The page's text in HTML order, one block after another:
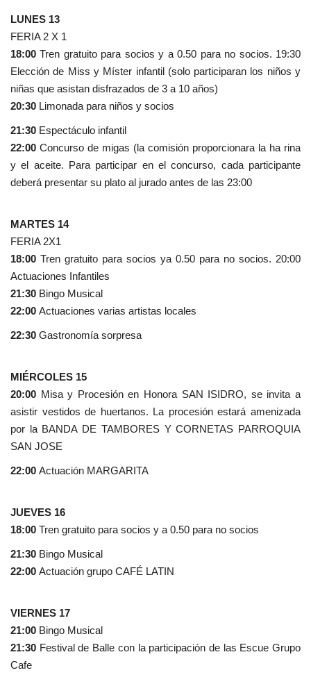
LUNES 13
FERIA 2 X 1
18:00 Tren gratuito para socios y a 0.50 para no socios. 19:30
Elección de Miss y Míster infantil (solo participaran los niños y
niñas que asistan disfrazados de 3 a 10 años)
20:30 Limonada para niños y socios
21:30 Espectáculo infantil
22:00 Concurso de migas (la comisión proporcionara la ha rina
y el aceite. Para participar en el concurso, cada participante
deberá presentar su plato al jurado antes de las 23:00
MARTES 14
FERIA 2X1
18:00 Tren gratuito para socios ya 0.50 para no socios. 20:00
Actuaciones Infantiles
21:30 Bingo Musical
22:00 Actuaciones varias artistas locales
22:30 Gastronomía sorpresa
MIÉRCOLES 15
20:00 Misa y Procesión en Honora SAN ISIDRO, se invita a
asistir vestidos de huertanos. La procesión estará amenizada
por la BANDA DE TAMBORES Y CORNETAS PARROQUIA
SAN JOSE
22:00 Actuación MARGARITA
JUEVES 16
18:00 Tren gratuito para socios y a 0.50 para no socios
21:30 Bingo Musical
22:00 Actuación grupo CAFÉ LATIN
VIERNES 17
21:00 Bingo Musical
21:30 Festival de Balle con la participación de las Escue Grupo
Cafe